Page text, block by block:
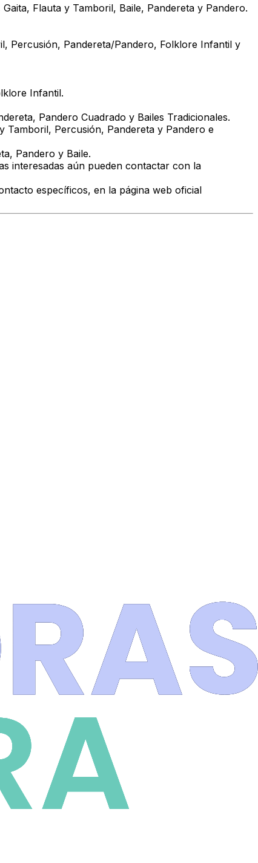
Flauta y Tamboril, Baile, Pandereta y Pandero.
Percusión, Pandereta/Pandero, Folklore Infantil y
Infantil.
Pandero Cuadrado y Bailes Tradicionales.
Tamboril, Percusión, Pandereta y Pandero e
Pandero y Baile.
interesadas aún pueden contactar con la
específicos, en la página web oficial